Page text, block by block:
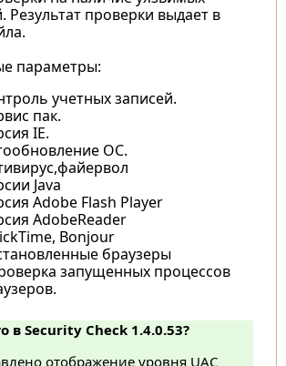
проверки выдает в
параметры:
учетных записей.
пак.
IE.
ОС.
Java
Adobe Flash Player
AdobeReader
Bonjour
браузеры
запущенных процессов
в Security Check 1.4.0.53?
отображение уровня UAC